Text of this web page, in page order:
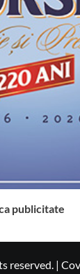
publicitate
reserved. |